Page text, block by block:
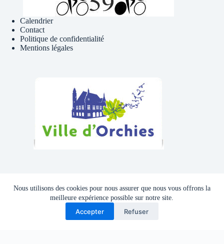
Nous utilisons des cookies pour nous assurer que nous vous offrons la
meilleure expérience possible sur notre site.
Accepter Refuser
Calendrier
Contact
Politique de confidentialité
Mentions légales
Tél : 06 81 41 39 09
Adresse mail : cyclocluborchies@gmail.com